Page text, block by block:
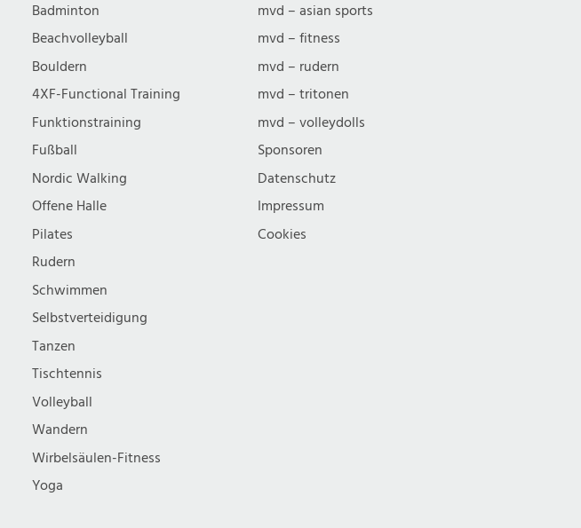
Badminton
Beachvolleyball
Bouldern
4XF-Functional Training
Funktionstraining
Fußball
Nordic Walking
Offene Halle
Pilates
Rudern
Schwimmen
Selbstverteidigung
Tanzen
Tischtennis
Volleyball
Wandern
Wirbelsäulen-Fitness
Yoga
mvd – asian sports
mvd – fitness
mvd – rudern
mvd – tritonen
mvd – volleydolls
Sponsoren
Datenschutz
Impressum
Cookies